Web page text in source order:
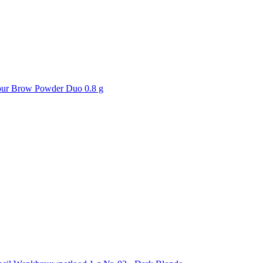
Brow Powder Duo 0.8 g